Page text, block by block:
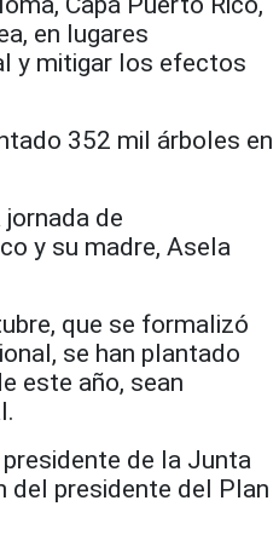
en lugares
y mitigar los efectos
352 mil árboles en
de
y su madre, Asela
que se formalizó
se han plantado
este año, sean
de la Junta
del presidente del Plan